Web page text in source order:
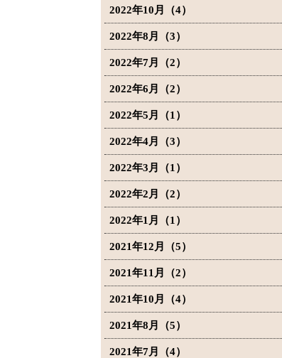
2022年10月（4）
2022年8月（3）
2022年7月（2）
2022年6月（2）
2022年5月（1）
2022年4月（3）
2022年3月（1）
2022年2月（2）
2022年1月（1）
2021年12月（5）
2021年11月（2）
2021年10月（4）
2021年8月（5）
2021年7月（4）